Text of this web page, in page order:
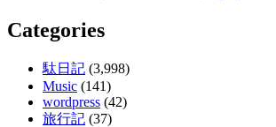
Categories
駄日記 (3,998)
Music (141)
wordpress (42)
旅行記 (37)